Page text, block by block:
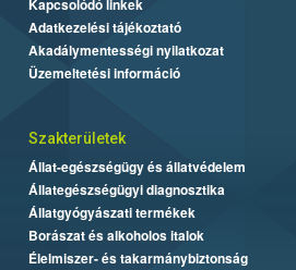
Kapcsolódó linkek
Adatkezelési tájékoztató
Akadálymentességi nyilatkozat
Üzemeltetési információ
Szakterületek
Állat-egészségügy és állatvédelem
Állategészségügyi diagnosztika
Állatgyógyászati termékek
Borászat és alkoholos italok
Élelmiszer- és takarmánybiztonság